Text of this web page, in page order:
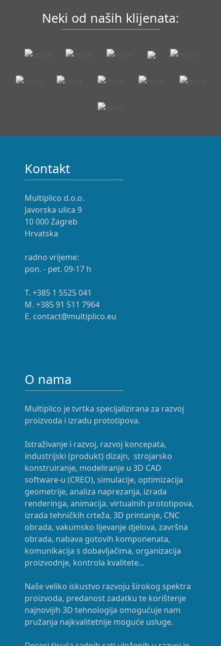
Neki od naših klijenata:
Kontakt
Multiplico d.o.o.
Javorska ulica 9
10 000 Zagreb
Hrvatska
radno vrijeme:
pon. - pet. 09-17 h
T. +385 1 5525 041
M. +385 91 511 7964
E. contact@multiplico.eu
O nama
Multiplico je tvrtka specijalizirana za razvoj
proizvoda i izradu prototipova.
Istraživanje i razvoj, razvoj koncepata,
industrijski (produkt) dizajn, strojarsko
konstruiranje, modeliranje u 3D CAD
software-u (CREO), simulacije, optimizacija
geometrije, analiza naprezanja, izrada
renderinga, animacija, virtualnih prototipova,
izrada tehničkih crteža, 3D printanje, CNC
obrada, vakumsko lijevanje djelova, završna
obrada, nabava gotovih komponenata,
komunikacija s dobavljačima, organizacija
proizvodnje, kontrola kvalitete...
Naše veliko iskustvo razvoju širokog spektra
proizvoda, predanost zadatku te korištenje
najnovijih 3D tehnologija omogućuje nam
pružanja najkvalitetnije moguće usluge.